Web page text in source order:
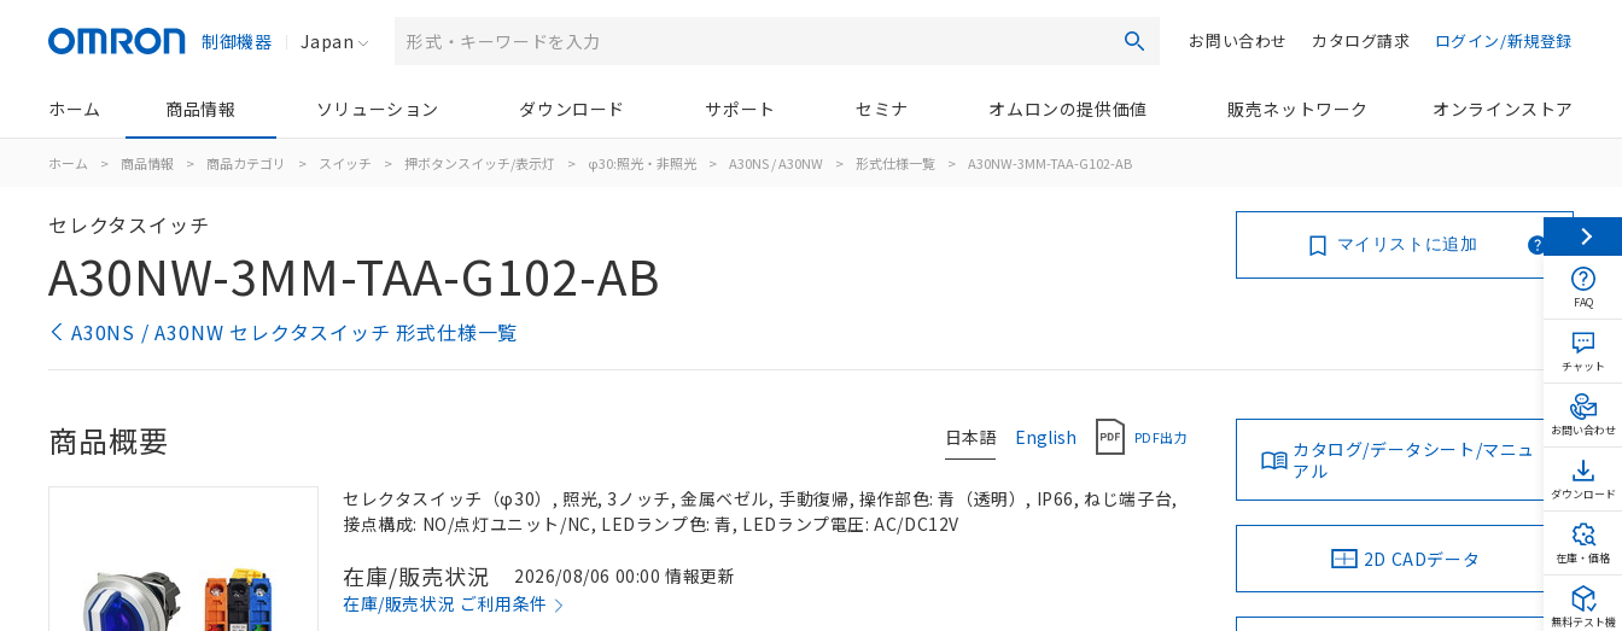
制御機器 Japan 検索 ログイン/新規登録
カタログ請求
お問い合わせ
ホーム 商品情報 ソリューション ダウンロード サポート セミナ オムロンの提供価値 販売ネットワーク オンラインストア
ホーム > 商品情報 > 商品カテゴリ > スイッチ > 押ボタンスイッチ/表示灯 > φ30:照光・非照光 > A30NS / A30NW > 形式仕様一覧 > A30NW-3MM-TAA-G102-AB
セレクタスイッチ
A30NW-3MM-TAA-G102-AB
A30NS / A30NW セレクタスイッチ 形式仕様一覧
マイリストに追加
日本語 English PDF出力
商品概要
セレクタスイッチ（φ30）, 照光, 3ノッチ, 金属ベゼル, 手動復帰, 操作部色: 青（透明）, IP66, ねじ端子台,
接点構成: NO/点灯ユニット/NC, LEDランプ色: 青, LEDランプ電圧: AC/DC12V
在庫/販売状況
2026/08/06 00:00 情報更新
在庫/販売状況 ご利用条件
カタログ/データシート/マニュ
アル
2D CADデータ
FAQ
チャット
お問い合わせ
ダウンロード
在庫・価格
無料テスト機